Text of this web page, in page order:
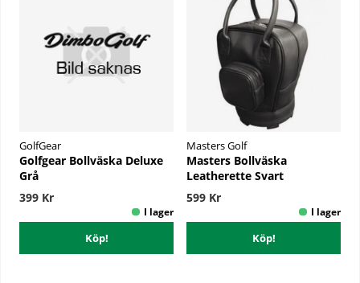
GolfGear
Golfgear Bollväska Deluxe
Grå
399 Kr
Köp!
Masters Golf
Masters Bollväska
Leatherette Svart
599 Kr
Köp!